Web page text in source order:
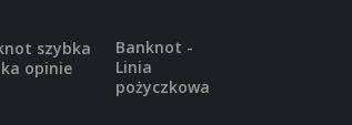
Banknot -
Linia
pożyczkowa